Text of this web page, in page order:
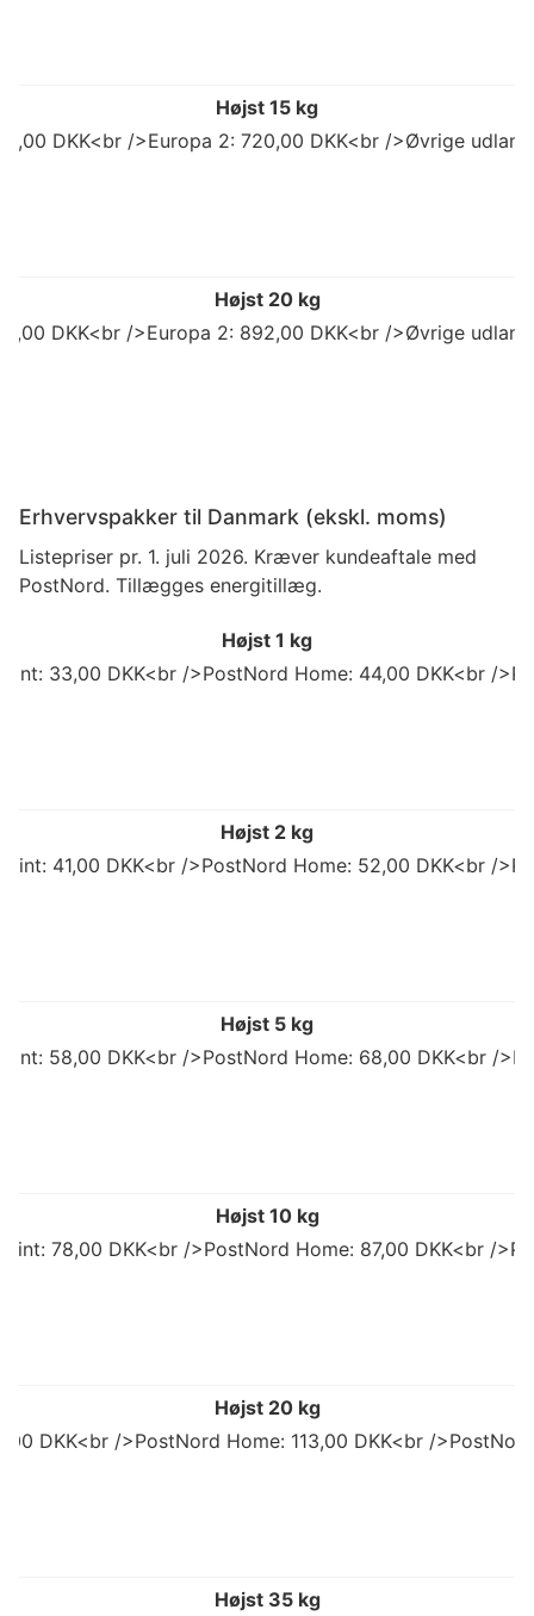
Højst 15 kg
DKK<br />Europa 2: 720,00 DKK<br />Øvrige
Højst 20 kg
DKK<br />Europa 2: 892,00 DKK<br />Øvrige
Erhvervspakker til Danmark (ekskl. moms)
Listepriser pr. 1. juli 2026. Kræver kundeaftale med
PostNord. Tillægges energitillæg.
Højst 1 kg
33,00 DKK<br />PostNord Home: 44,00 DKK<br /
Højst 2 kg
41,00 DKK<br />PostNord Home: 52,00 DKK<br /
Højst 5 kg
58,00 DKK<br />PostNord Home: 68,00 DKK<br /
Højst 10 kg
78,00 DKK<br />PostNord Home: 87,00 DKK<br /
Højst 20 kg
DKK<br />PostNord Home: 113,00 DKK<br /
Højst 35 kg